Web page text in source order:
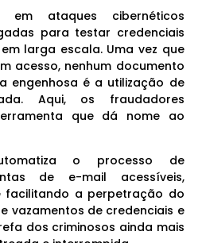
em ataques cibernéticos
para testar credenciais
larga escala. Uma vez que
acesso, nenhum documento
engenhosa é a utilização de
Aqui, os fraudadores
que dá nome ao
o processo de
de e-mail acessíveis,
facilitando a perpetração do
vazamentos de credenciais e
dos criminosos ainda mais